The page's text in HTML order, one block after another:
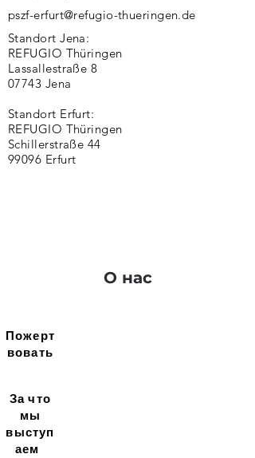
pszf-erfurt@refugio-thueringen.de
Standort Jena:
REFUGIO Thüringen
Lassallestraße 8
07743 Jena
Standort Erfurt:
REFUGIO Thüringen
Schillerstraße 44
99096 Erfurt
О нас
Пожерт
вовать
За что
мы
выступ
аем